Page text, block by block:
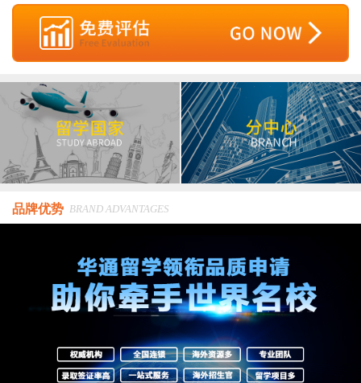
品牌优势 BRAND ADVANTAGES